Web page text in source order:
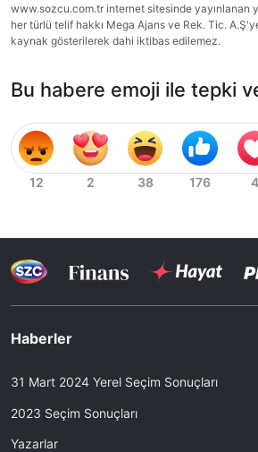
www.sozcu.com.tr internet sitesinde yayınlanan
her türlü telif hakkı Mega Ajans ve Rek. Tic.
kaynak gösterilerek dahi iktibas edilemez.
Bu habere emoji ile tepki
Haberler
31 Mart 2024 Yerel Seçim Sonuçları
2023 Seçim Sonuçları
Yazarlar